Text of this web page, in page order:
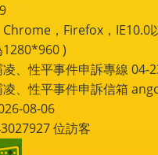
，Firefox，IE10.0
)
、性平事件申訴專線 04-
、性平事件申訴信箱
08-06
位訪客